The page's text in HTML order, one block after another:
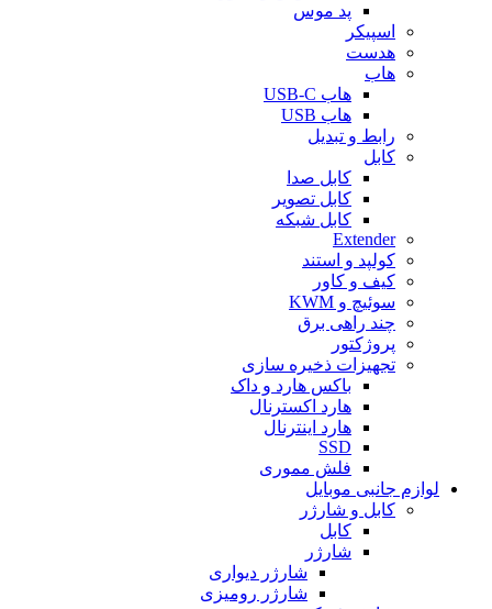
پد موس
اسپیکر
هدست
هاب
هاب USB-C
هاب USB
رابط و تبدیل
کابل
کابل صدا
کابل تصویر
کابل شبکه
Extender
کولپد و استند
کیف و کاور
سوئیچ و KWM
چند راهی برق
پروژکتور
تجهیزات ذخیره سازی
باکس هارد و داک
هارد اکسترنال
هارد اینترنال
SSD
فلش مموری
لوازم جانبی موبایل
کابل و شارژر
کابل
شارژر
شارژر دیواری
شارژر رومیزی